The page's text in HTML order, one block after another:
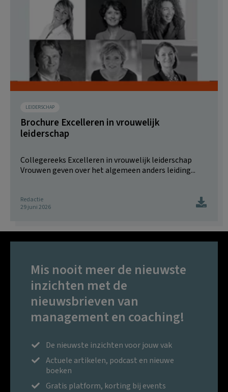
LEIDERSCHAP
Brochure Excelleren in vrouwelijk
leiderschap
Collegereeks Excelleren in vrouwelijk leiderschap
Vrouwen geven over het algemeen anders leiding...
Redactie
29 juni 2026
Mis nooit meer de nieuwste
inzichten met de
nieuwsbrieven van
management en coaching!
De nieuwste inzichten voor jouw vak
Actuele artikelen, podcast en nieuwe
boeken
Gratis platform, korting bij events